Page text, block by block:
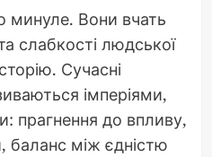
минуле. Вони вчать
слабкості людської
Сучасні
імперіями,
прагнення до впливу,
баланс між єдністю